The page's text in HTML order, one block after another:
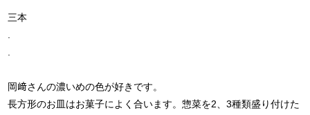
三本
.
.
岡﨑さんの濃いめの色が好きです。
長方形のお皿はお菓子によく合います。惣菜を2、3種類盛り付けた